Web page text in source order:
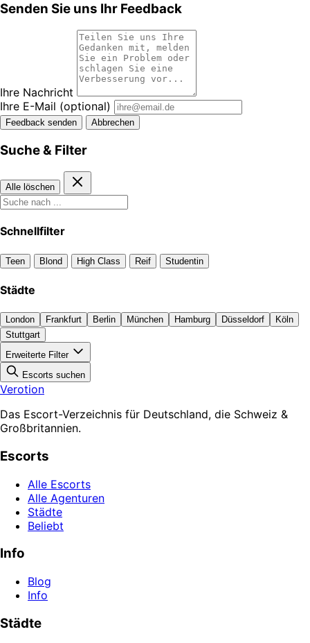
Senden Sie uns Ihr Feedback
Ihre Nachricht
Ihre E-Mail (optional)
Feedback senden Abbrechen
Suche & Filter
Alle löschen
Schnellfilter
Teen Blond High Class Reif Studentin
Städte
London Frankfurt Berlin München Hamburg Düsseldorf
Köln
Stuttgart
Erweiterte Filter
Escorts suchen
Verotion
Das Escort-Verzeichnis für Deutschland, die Schweiz &
Großbritannien.
Escorts
Alle Escorts
Alle Agenturen
Städte
Beliebt
Info
Blog
Info
Städte